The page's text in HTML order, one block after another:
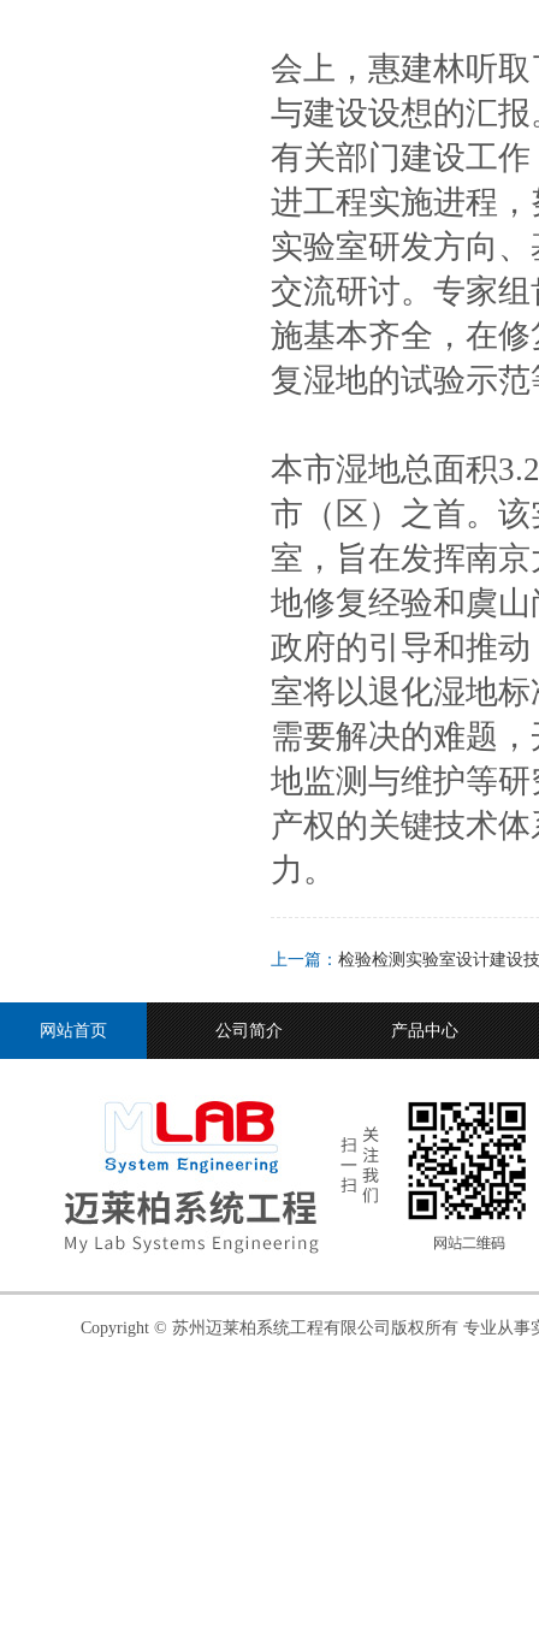
会上，惠建林听
与建设设想的汇
有关部门建设工
进工程实施进程
实验室研发方向
交流研讨。专家
施基本齐全，在
复湿地的试验示
本市湿地总面积
市（区）之首。
室，旨在发挥南
地修复经验和虞
政府的引导和推
室将以退化湿地
需要解决的难题
地监测与维护等
产权的关键技术
力。
上一篇： 检验检测实验室设计建设
网站首页 公司简介 产品中心
Copyright © 苏州迈莱柏系统工程有限公司版权所有 专业从